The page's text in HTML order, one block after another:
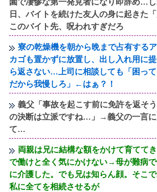
日、バイトを続けた友人の身に起きた
このバイト先、呪われすぎだろ
寮の乾燥機を朝から晩まで占有する
カゴも置かずに放置し、出し入れ用に
ら返さない…上司に相談しても「困っ
だから我慢しろ」←はぁ？！
義父「事故を起こす前に免許を返そ
の決断は立派ですね…」→義父の一言に
て…
両親は兄に結構な額をかけて育てて
で働けと全く気にかけない→母が難病
に介護した。でも兄は知らん顔。そこ
私に全てを相続させるが